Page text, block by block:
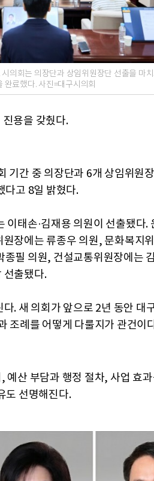
의회는 의장단과 상임위원장단 선출을 마치
완료했다. 사진=대구시의회
용을 갖췄다.
기간 중 의장단과 6개 상임위원
다고 8일 밝혔다.
이태손·김재용 의원이 선출됐다.
장에는 류종우 의원, 문화복지
필 의원, 건설교통위원장에는
선출됐다.
. 새 의회가 앞으로 2년 동안 대
조례를 어떻게 다룰지가 관건이
예산 부담과 행정 절차, 사업 효
도 선명해진다.